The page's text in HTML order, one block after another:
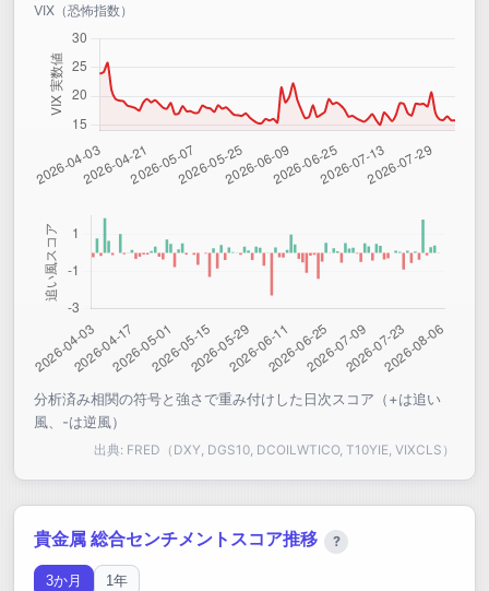
VIX（恐怖指数）
分析済み相関の符号と強さで重み付けした日次スコア（+は追い
風、-は逆風）
出典: FRED（DXY, DGS10, DCOILWTICO, T10YIE, VIXCLS）
貴金属 総合センチメントスコア推移 ?
3か月 1年